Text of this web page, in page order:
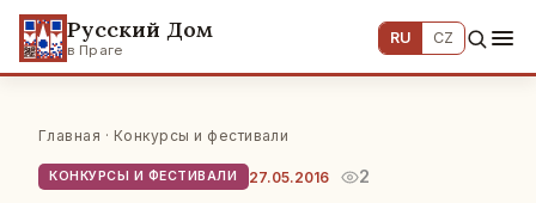
Русский Дом
в Праге
RU CZ
Главная · Конкурсы и фестивали
КОНКУРСЫ И ФЕСТИВАЛИ 27.05.2016 2